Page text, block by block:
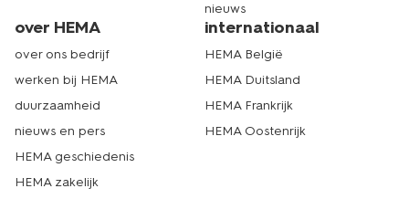
nieuws
over HEMA
over ons bedrijf
werken bij HEMA
duurzaamheid
nieuws en pers
HEMA geschiedenis
HEMA zakelijk
internationaal
HEMA België
HEMA Duitsland
HEMA Frankrijk
HEMA Oostenrijk